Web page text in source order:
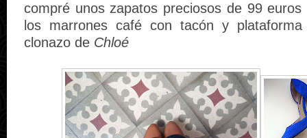
compré unos zapatos preciosos de 99
los marrones café con tacón y
clonazo de Chloé